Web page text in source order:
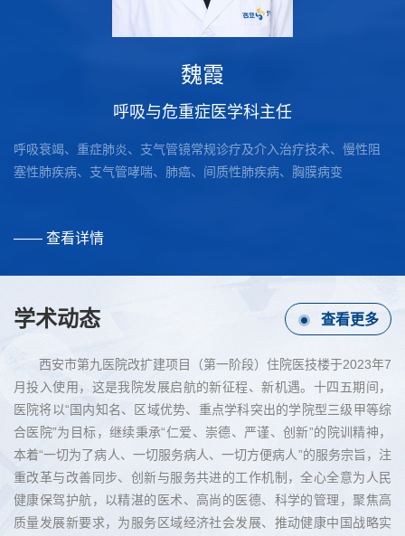
魏霞
呼吸与危重症医学科主任
呼吸衰竭、重症肺炎、支气管镜常规诊疗及介入治疗技术、慢性阻
塞性肺疾病、支气管哮喘、肺癌、间质性肺疾病、胸膜病变
—— 查看详情
学术动态 查看更多
西安市第九医院改扩建项目（第一阶段）住院医技楼于2023年7
月投入使用，这是我院发展启航的新征程、新机遇。十四五期间，
医院将以“国内知名、区域优势、重点学科突出的学院型三级甲等综
合医院”为目标，继续秉承“仁爱、崇德、严谨、创新”的院训精神，
本着“一切为了病人、一切服务病人、一切方便病人”的服务宗旨，注
重改革与改善同步、创新与服务共进的工作机制，全心全意为人民
健康保驾护航，以精湛的医术、高尚的医德、科学的管理，聚焦高
质量发展新要求，为服务区域经济社会发展、推动健康中国战略实
急救治演练为提升突发事件下医务人员的快速响应和精准处
置能力，近日，医务科与急诊科联合组织的接诊120送来批量
车祸伤应急预案演练顺利举行。神经外科、骨...
学会放射学分会2025年第六期疑难病例读片讨论会”圆满举
西安市第九医院迎接中国胸痛中心总部再认证现场核查
西安市第九医院迎接中国胸痛中心总部再认证现场核查9月7
日上午，由中国胸痛中心认证专家：西安交通大学第一附属
医院任洁教授、渭南市中心医院李军农教授、商洛市中心医
院黄学斌教授、胸痛中心总部办公室姬娜主任...